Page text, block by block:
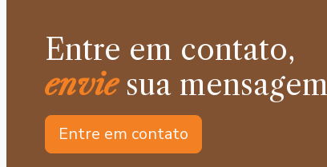
Entre em contato,
enviesua mensagem
Entre em contato